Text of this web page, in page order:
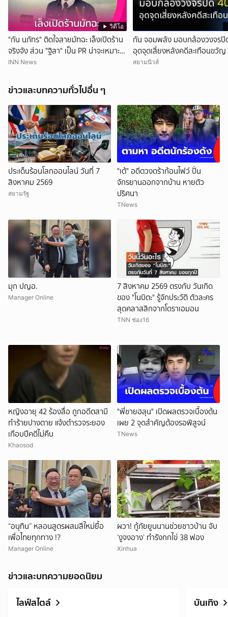
วิดีโอ
"กัน นภัทร" ติดใจสายมัทฉะ เล็งเปิดร้าน
จริงจัง ส่วน "ฐิสา" เป็น PR น่าจะเหมาะ
กว่า
INN News
กัน จอมพลัง มอบกล้องวงจรปิ
อุดจุดเสี่ยงหลังคดีสะเทือนขวัญ
สยามนิวส์
ข่าวและบทความทั่วไปอื่น ๆ
ประเด็นร้อนโลกออนไลน์ วันที่ 7
สิงหาคม 2569
สยามรัฐ
"เต้" อดีตวงดร้าก้อนไฟว์ ปั่น
จักรยานออกจากบ้าน หายตัว
ปริศนา
TNews
มุก ปญอ.
Manager Online
7 สิงหาคม 2569 ตรงกับ วันเกิด
ของ "โนบิตะ" รู้จักประวัติ ตัวละคร
สุดคลาสสิกจากโดราเอมอน
TNN ช่อง16
หญิงอายุ 42 ร้องสื่อ ถูกอดีตสามี
ทำร้ายปางตาย แจ้งตำรวจระยอง
เกือบปีคดีไม่คืบ
Khaosod
"พี่ชายฮลุน" เปิดผลตรวจเบื้องต้น
เผย 2 จุดสำคัญต้องรอพิสูจน์
TNews
“อนุทิน” หลอนสูตรผสมสีใหม่ยื้อ
เพื่อไทยทุกทาง !?
Manager Online
ผวา! กู้ภัยยูนนานช่วยชาวบ้าน จับ
‘งูจงอาง’ ทำรังกกไข่ 38 ฟอง
Xinhua
ข่าวและบทความยอดนิยม
ไลฟ์สไตล์
บันเทิง